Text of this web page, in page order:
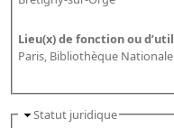
Lieu(x) de fonction ou
Paris, Bibliothèque
Statut juridique